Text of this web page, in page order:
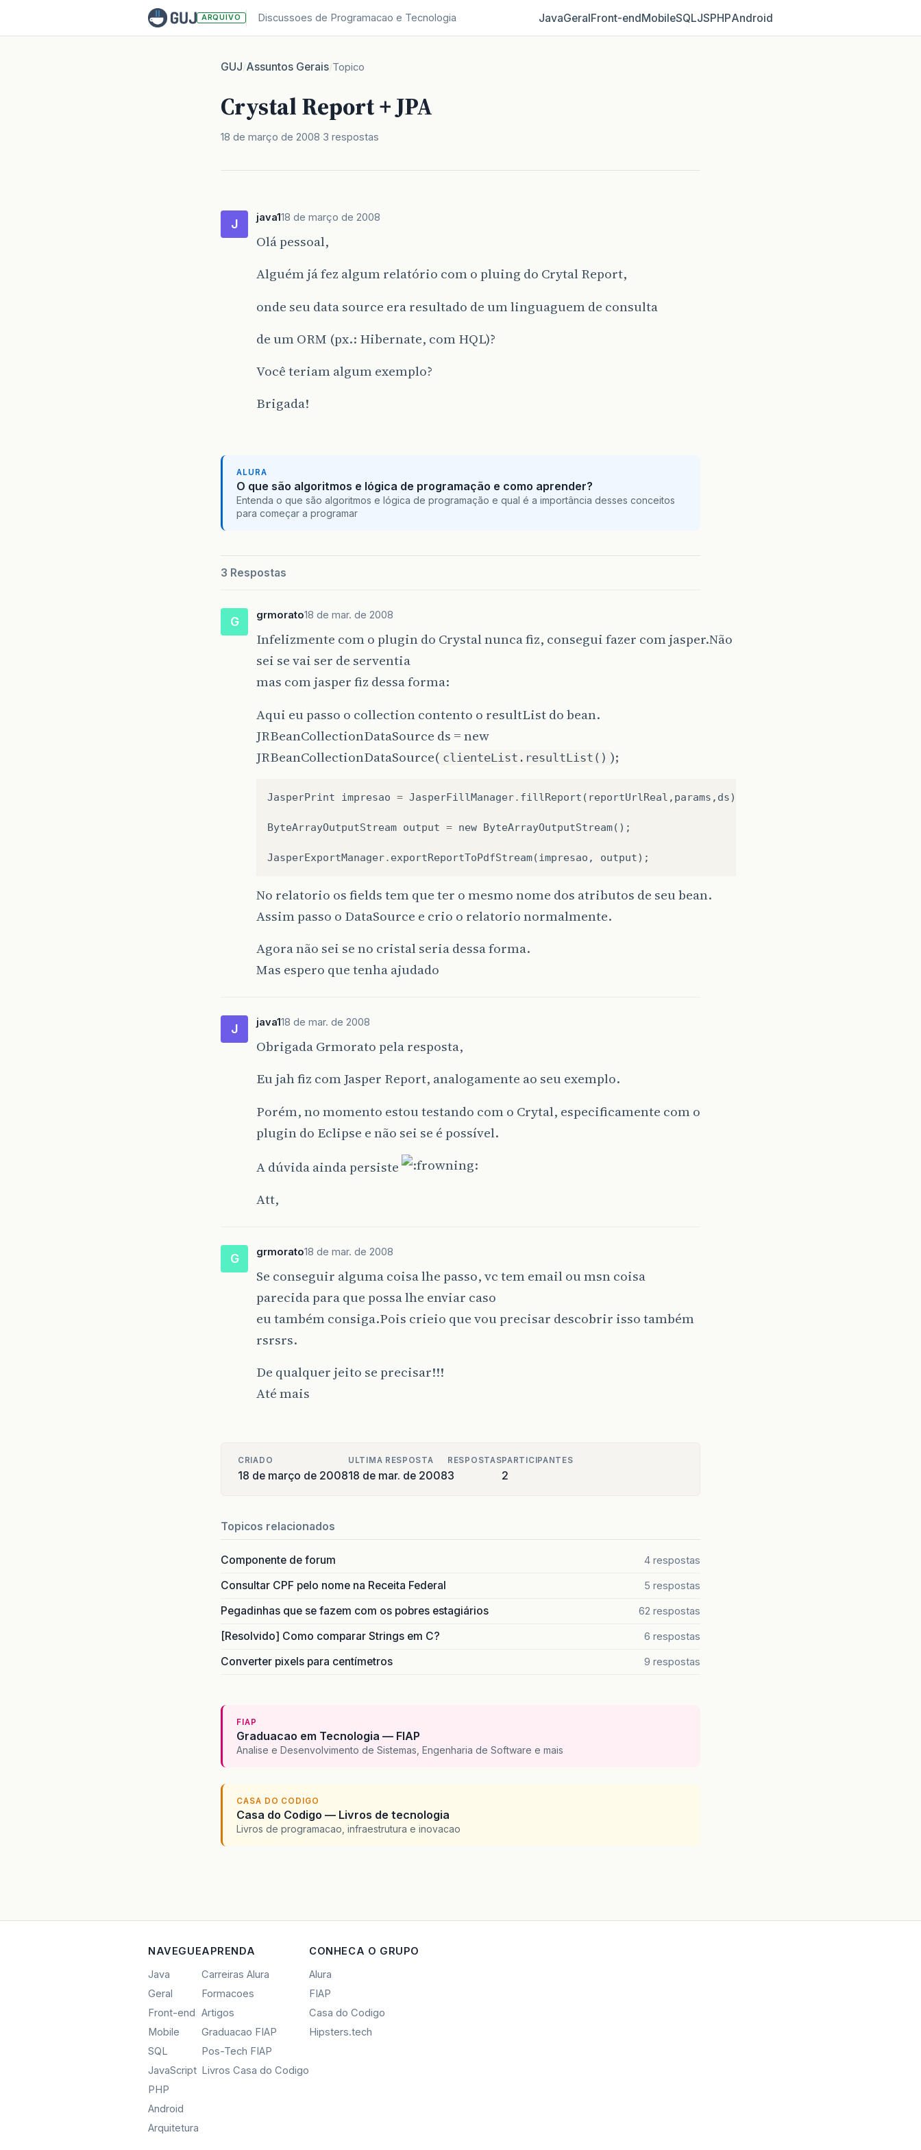
ARQUIVO Discussoes de Programacao e Tecnologia JavaGeralFront‑endMobileSQLJSPHPAndroid
GUJ/Assuntos Gerais/Topico
Crystal Report + JPA
18 de março de 2008 3 respostas
J java118 de março de 2008
Olá pessoal,
Alguém já fez algum relatório com o pluing do Crytal Report,
onde seu data source era resultado de um linguaguem de consulta
de um ORM (px.: Hibernate, com HQL)?
Você teriam algum exemplo?
Brigada!
ALURA
O que são algoritmos e lógica de programação e como aprender?
Entenda o que são algoritmos e lógica de programação e qual é a importância desses conceitos
para começar a programar
3 Respostas
G grmorato18 de mar. de 2008
Infelizmente com o plugin do Crystal nunca fiz, consegui fazer com jasper.Não
sei se vai ser de serventia
mas com jasper fiz dessa forma:
Aqui eu passo o collection contento o resultList do bean.
JRBeanCollectionDataSource ds = new
JRBeanCollectionDataSource( clienteList.resultList() );
JasperPrint impresao = JasperFillManager. fillReport ( reportUrlReal , params , ds);
ByteArrayOutputStream output = new ByteArrayOutputStream();
JasperExportManager. exportReportToPdfStream(impresao , output);
No relatorio os fields tem que ter o mesmo nome dos atributos de seu bean.
Assim passo o DataSource e crio o relatorio normalmente.
Agora não sei se no cristal seria dessa forma.
Mas espero que tenha ajudado
J java118 de mar. de 2008
Obrigada Grmorato pela resposta,
Eu jah fiz com Jasper Report, analogamente ao seu exemplo.
Porém, no momento estou testando com o Crytal, especificamente com o
plugin do Eclipse e não sei se é possível.
A dúvida ainda persiste
Att,
G grmorato18 de mar. de 2008
Se conseguir alguma coisa lhe passo, vc tem email ou msn coisa
parecida para que possa lhe enviar caso
eu também consiga.Pois crieio que vou precisar descobrir isso também
rsrsrs.
De qualquer jeito se precisar!!!
Até mais
CRIADO
18 de março de 2008
ULTIMA RESPOSTA
18 de mar. de 2008
RESPOSTAS
3
PARTICIPANTES
2
Topicos relacionados
Componente de forum 4 respostas
Consultar CPF pelo nome na Receita Federal 5 respostas
Pegadinhas que se fazem com os pobres estagiários 62 respostas
[Resolvido] Como comparar Strings em C? 6 respostas
Converter pixels para centímetros 9 respostas
FIAP
Graduacao em Tecnologia — FIAP
Analise e Desenvolvimento de Sistemas, Engenharia de Software e mais
CASA DO CODIGO
Casa do Codigo — Livros de tecnologia
Livros de programacao, infraestrutura e inovacao
NAVEGUE
Java
Geral
Front-end
Mobile
SQL
JavaScript
PHP
Android
Arquitetura
APRENDA
Carreiras Alura
Formacoes
Artigos
Graduacao FIAP
Pos-Tech FIAP
Livros Casa do Codigo
CONHECA O GRUPO
Alura
FIAP
Casa do Codigo
Hipsters.tech